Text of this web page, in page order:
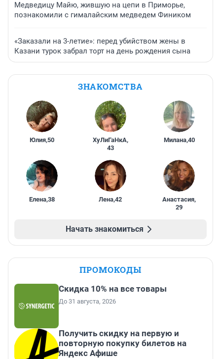
Медведицу Майю, жившую на цепи в Приморье,
познакомили с гималайским медведем Фиником
«Заказали на 3-летие»: перед убийством жены в
Казани турок забрал торт на день рождения сына
ЗНАКОМСТВА
Юлия,50 ХуЛиГаНкА,
43
Милана,40
Елена,38 Лена,42 Анастасия,
29
Начать знакомиться
ПРОМОКОДЫ
Скидка 10% на все товары
До 31 августа, 2026
Получить скидку на первую и
повторную покупку билетов на
Яндекс Афише